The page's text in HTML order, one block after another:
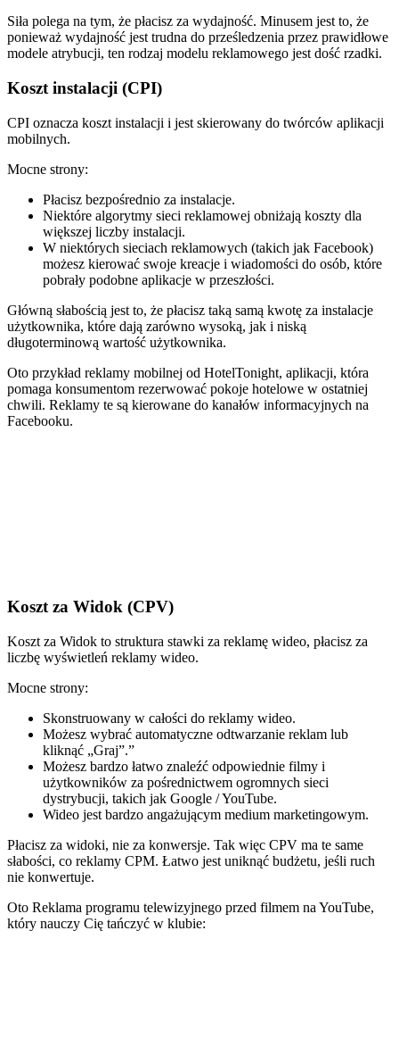
Siła polega na tym, że płacisz za wydajność. Minusem jest to, że
ponieważ wydajność jest trudna do prześledzenia przez prawidłowe
modele atrybucji, ten rodzaj modelu reklamowego jest dość rzadki.
Koszt instalacji (CPI)
CPI oznacza koszt instalacji i jest skierowany do twórców aplikacji
mobilnych.
Mocne strony:
Płacisz bezpośrednio za instalacje.
Niektóre algorytmy sieci reklamowej obniżają koszty dla
większej liczby instalacji.
W niektórych sieciach reklamowych (takich jak Facebook)
możesz kierować swoje kreacje i wiadomości do osób, które
pobrały podobne aplikacje w przeszłości.
Główną słabością jest to, że płacisz taką samą kwotę za instalacje
użytkownika, które dają zarówno wysoką, jak i niską
długoterminową wartość użytkownika.
Oto przykład reklamy mobilnej od HotelTonight, aplikacji, która
pomaga konsumentom rezerwować pokoje hotelowe w ostatniej
chwili. Reklamy te są kierowane do kanałów informacyjnych na
Facebooku.
Koszt za Widok (CPV)
Koszt za Widok to struktura stawki za reklamę wideo, płacisz za
liczbę wyświetleń reklamy wideo.
Mocne strony:
Skonstruowany w całości do reklamy wideo.
Możesz wybrać automatyczne odtwarzanie reklam lub
kliknąć „Graj”.”
Możesz bardzo łatwo znaleźć odpowiednie filmy i
użytkowników za pośrednictwem ogromnych sieci
dystrybucji, takich jak Google / YouTube.
Wideo jest bardzo angażującym medium marketingowym.
Płacisz za widoki, nie za konwersje. Tak więc CPV ma te same
słabości, co reklamy CPM. Łatwo jest uniknąć budżetu, jeśli ruch
nie konwertuje.
Oto Reklama programu telewizyjnego przed filmem na YouTube,
który nauczy Cię tańczyć w klubie: